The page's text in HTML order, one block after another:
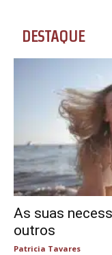
DESTAQUE
As suas
outros
Patricia Tavares